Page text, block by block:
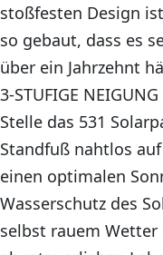
stoßfesten Design
so gebaut, dass es
über ein Jahrzehnt
3-STUFIGE
Stelle das 531
Standfuß nahtlos
einen optimalen
Wasserschutz des
selbst rauem